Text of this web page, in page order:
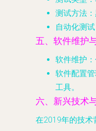
测试方法
自动化测试
五、软件维护
软件维护
软件配置管
工具。
六、新兴技术
在2019年的技术